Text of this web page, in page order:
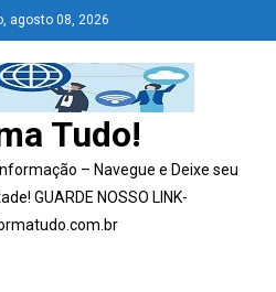
agosto 08, 2026
Tudo!
– Navegue e Deixe seu
GUARDE NOSSO LINK-